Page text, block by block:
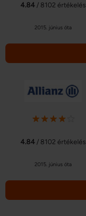
4.84 / 8102 értékelés
2015. június óta
4.84 / 8102 értékelés
2015. június óta